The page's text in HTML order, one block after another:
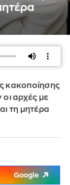
κακοποίησης
αρχές με
τη μητέρα
Google